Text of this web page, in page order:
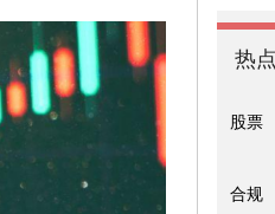
热
股票
合规